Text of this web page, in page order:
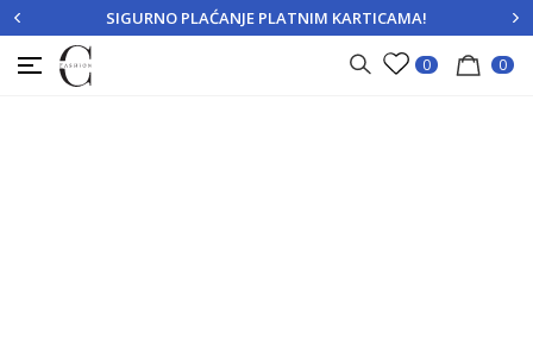
PRIJAVITE SE REGISTRUJTE SE
SIGURNO PLAĆANJE PLATNIM KARTICAMA!
0 0